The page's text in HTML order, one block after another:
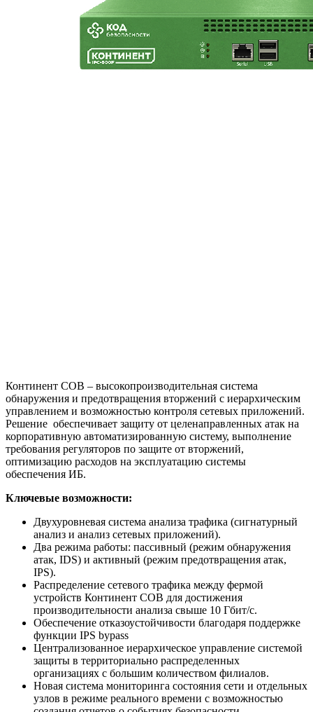
Континент СОВ – высокопроизводительная система
обнаружения и предотвращения вторжений с иерархическим
управлением и возможностью контроля сетевых приложений.
Решение обеспечивает защиту от целенаправленных атак на
корпоративную автоматизированную систему, выполнение
требования регуляторов по защите от вторжений,
оптимизацию расходов на эксплуатацию системы
обеспечения ИБ.
Ключевые возможности:
Двухуровневая система анализа трафика (сигнатурный
анализ и анализ сетевых приложений).
Два режима работы: пассивный (режим обнаружения
атак, IDS) и активный (режим предотвращения атак,
IPS).
Распределение сетевого трафика между фермой
устройств Континент СОВ для достижения
производительности анализа свыше 10 Гбит/с.
Обеспечение отказоустойчивости благодаря поддержке
функции IPS bypass
Централизованное иерархическое управление системой
защиты в территориально распределенных
организациях с большим количеством филиалов.
Новая система мониторинга состояния сети и отдельных
узлов в режиме реального времени с возможностью